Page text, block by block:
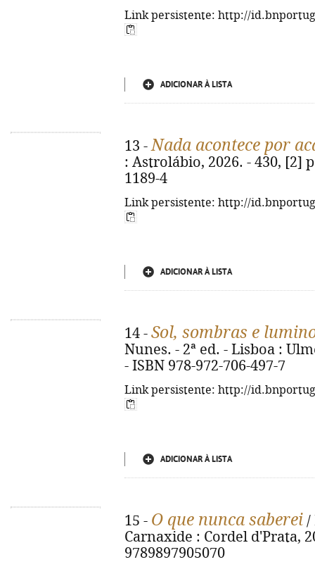
Link persistente: http://
ADICIONAR À LISTA
13 -Nada acontece por
: Astrolábio, 2026. - 430, [2]
1189-4
Link persistente: http://
ADICIONAR À LISTA
14 - Sol, sombras e
Nunes. - 2ª ed. - Lisboa :
- ISBN 978-972-706-497-7
Link persistente: http://
ADICIONAR À LISTA
15 - O que nunca saberei /
Carnaxide : Cordel d'Prata,
9789897905070